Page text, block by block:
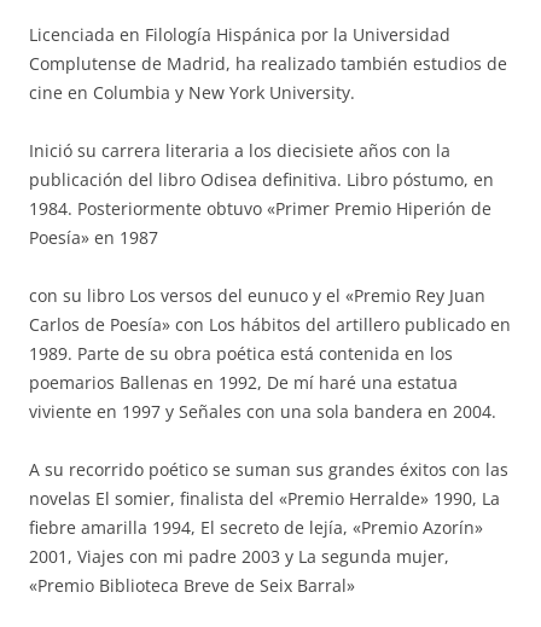
Licenciada en Filología Hispánica por la Universidad
Complutense de Madrid, ha realizado también estudios de
cine en Columbia y New York University.
Inició su carrera literaria a los diecisiete años con la
publicación del libro Odisea definitiva. Libro póstumo, en
1984. Posteriormente obtuvo «Primer Premio Hiperión de
Poesía» en 1987
con su libro Los versos del eunuco y el «Premio Rey Juan
Carlos de Poesía» con Los hábitos del artillero publicado en
1989. Parte de su obra poética está contenida en los
poemarios Ballenas en 1992, De mí haré una estatua
viviente en 1997 y Señales con una sola bandera en 2004.
A su recorrido poético se suman sus grandes éxitos con las
novelas El somier, finalista del «Premio Herralde» 1990, La
fiebre amarilla 1994, El secreto de lejía, «Premio Azorín»
2001, Viajes con mi padre 2003 y La segunda mujer,
«Premio Biblioteca Breve de Seix Barral»